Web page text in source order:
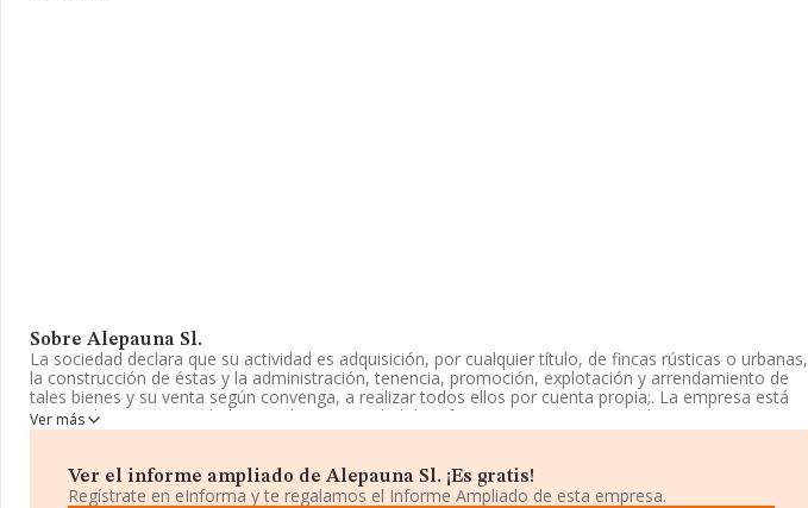
Sobre Alepauna Sl.
La sociedad declara que su actividad es adquisición, por cualquier título, de fincas rústicas o urbanas,
la construcción de éstas y la administración, tenencia, promoción, explotación y arrendamiento de
tales bienes y su venta según convenga, a realizar todos ellos por cuenta propia;. La empresa está
registrada como Sociedad Limitada. La actividad de referencia CNAE corresponde a '%cnae%', cuyo
Código es 6812. La compañía no tiene actividad en mercados exteriores.
La sociedad española Alepauna S.L, con número de identificación fiscal B87178216, tiene domicilio
fiscal en Calle Gamonal núm. 5 Piso 2 Nav Numero 5, (28031), Madrid, Madrid.
Ver más
Ver el informe ampliado de Alepauna Sl. ¡Es gratis!
Regístrate en eInforma y te regalamos el Informe Ampliado de esta empresa.